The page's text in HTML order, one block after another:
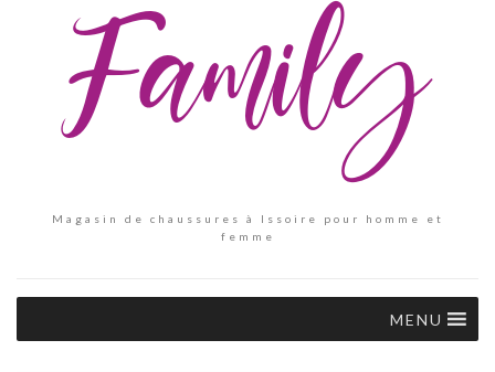
Family
Magasin de chaussures à Issoire pour homme et
femme
MENU